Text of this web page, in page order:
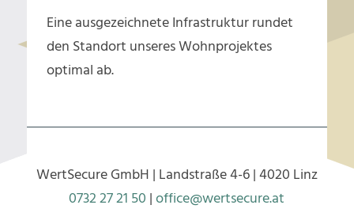
Eine ausgezeichnete Infrastruktur rundet
den Standort unseres Wohnprojektes
optimal ab.
WertSecure GmbH | Landstraße 4-6 | 4020 Linz
0732 27 21 50 |office@wertsecure.at